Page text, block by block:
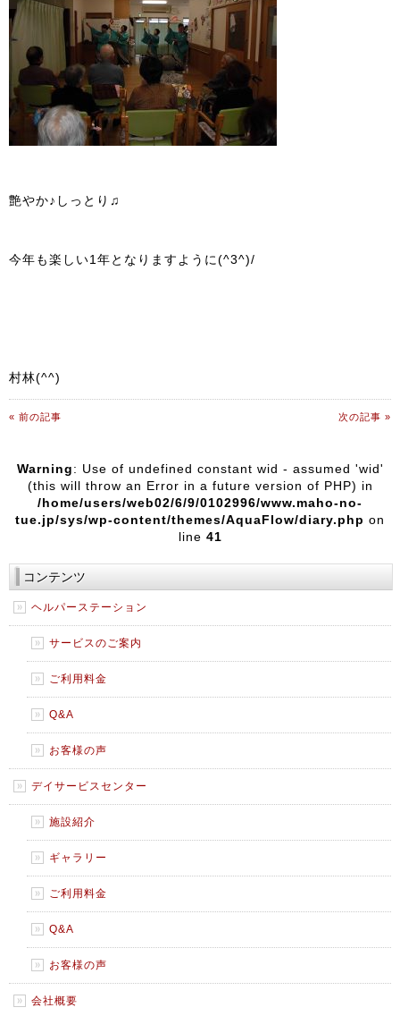
艶やか♪しっとり♫
今年も楽しい1年となりますように(^3^)/
村林(^^)
« 前の記事 次の記事 »
Warning: Use of undefined constant wid - assumed 'wid'
(this will throw an Error in a future version of PHP) in
/home/users/web02/6/9/0102996/www.maho-no-
tue.jp/sys/wp-content/themes/AquaFlow/diary.php on
line 41
コンテンツ
ヘルパーステーション
サービスのご案内
ご利用料金
Q&A
お客様の声
デイサービスセンター
施設紹介
ギャラリー
ご利用料金
Q&A
お客様の声
会社概要